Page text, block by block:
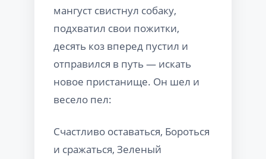
мангуст свистнул собаку,
подхватил свои пожитки,
десять коз вперед пустил и
отправился в путь — искать
новое пристанище. Он шел и
весело пел:
Счастливо оставаться, Бороться
и сражаться, Зеленый